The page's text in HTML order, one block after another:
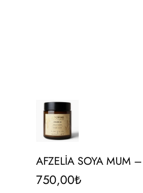
AFZELİA SOYA MUM
750,00₺